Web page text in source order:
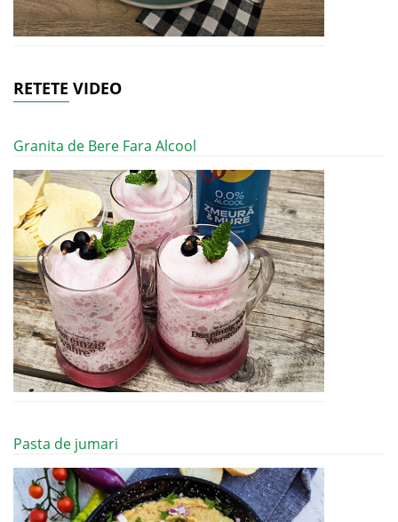
RETETE VIDEO
Granita de Bere Fara Alcool
Pasta de jumari